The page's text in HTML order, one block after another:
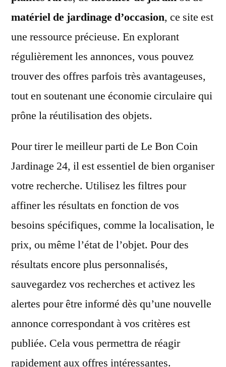
matériel de jardinage d’occasion, ce site est
une ressource précieuse. En explorant
régulièrement les annonces, vous pouvez
trouver des offres parfois très avantageuses,
tout en soutenant une économie circulaire qui
prône la réutilisation des objets.
Pour tirer le meilleur parti de Le Bon Coin
Jardinage 24, il est essentiel de bien organiser
votre recherche. Utilisez les filtres pour
affiner les résultats en fonction de vos
besoins spécifiques, comme la localisation, le
prix, ou même l’état de l’objet. Pour des
résultats encore plus personnalisés,
sauvegardez vos recherches et activez les
alertes pour être informé dès qu’une nouvelle
annonce correspondant à vos critères est
publiée. Cela vous permettra de réagir
rapidement aux offres intéressantes.